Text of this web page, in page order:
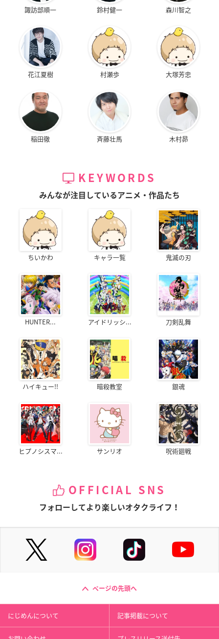
諏訪部順一 鈴村健一 森川智之
花江夏樹 村瀬歩 大塚芳忠
稲田徹 斉藤壮馬 木村昴
KEYWORDS
みんなが注目しているアニメ・作品たち
ちいかわ キャラ一覧 鬼滅の刃
HUNTER... アイドリッシ... 刀剣乱舞
ハイキュー!! 暗殺教室 銀魂
ヒプノシスマ... サンリオ 呪術廻戦
OFFICIAL SNS
フォローしてより楽しいオタクライフ！
ページの先頭へ
にじめんについて 記事掲載について